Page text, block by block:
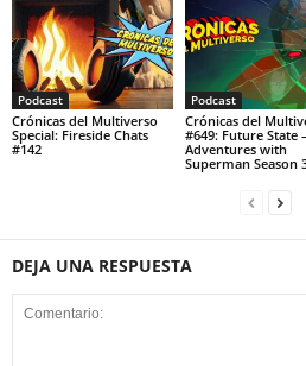
Podcast
Crónicas del Multiverso
Special: Fireside Chats
#142
Podcast
Crónicas del
#649: Future State
Adventures with
Superman Season
DEJA UNA RESPUESTA